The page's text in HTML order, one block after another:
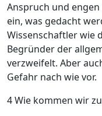
Anspruch und
ein, was gedacht
Wissenschaftler wie
Begründer der
verzweifelt. Aber
Gefahr nach wie vor.
4 Wie kommen wir